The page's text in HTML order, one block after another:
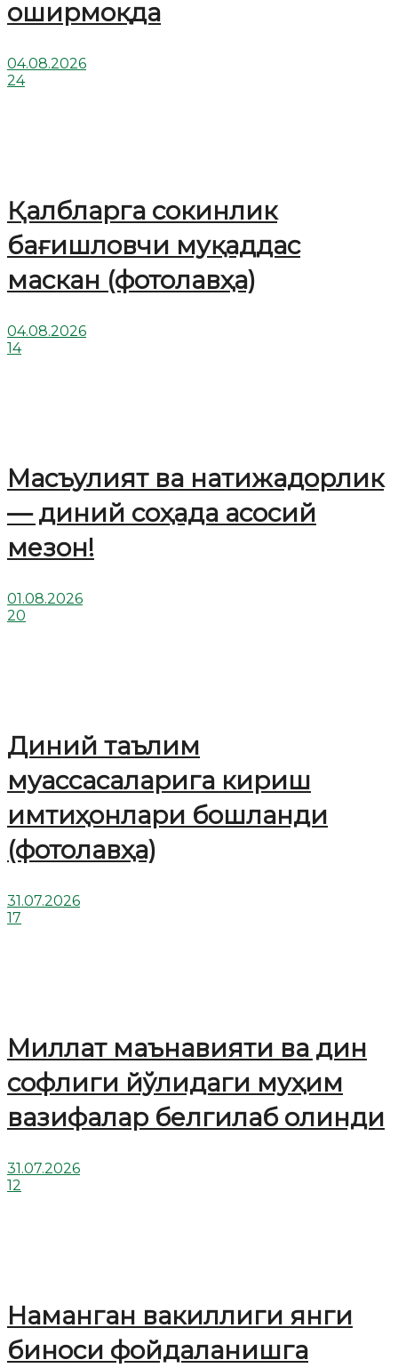
оширмоқда
04.08.2026
24
Қалбларга сокинлик
бағишловчи муқаддас
маскан (фотолавҳа)
04.08.2026
14
Масъулият ва натижадорлик
— диний соҳада асосий
мезон!
01.08.2026
20
Диний таълим
муассасаларига кириш
имтиҳонлари бошланди
(фотолавҳа)
31.07.2026
17
Миллат маънавияти ва дин
софлиги йўлидаги муҳим
вазифалар белгилаб олинди
31.07.2026
12
Наманган вакиллиги янги
биноси фойдаланишга